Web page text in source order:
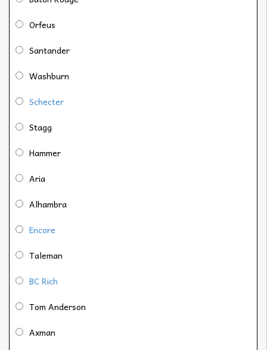
Orfeus
Santander
Washburn
Schecter
Stagg
Hammer
Aria
Alhambra
Encore
Taleman
BC Rich
Tom Anderson
Axman